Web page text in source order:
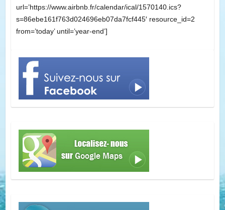
url=’https://www.airbnb.fr/calendar/ical/1570140.ics?
s=86ebe161f763d024696eb07da7fcf445′ resource_id=2
from=’today’ until=’year-end’]